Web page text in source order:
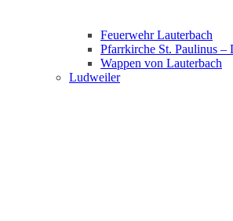
Feuerwehr Lauterbach
Pfarrkirche St. Paulinus –
Wappen von Lauterbach
Ludweiler